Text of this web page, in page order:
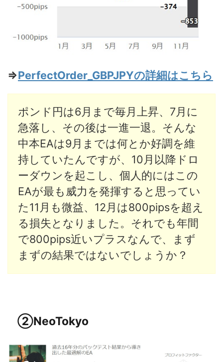
⇒PerfectOrder_GBPJPYの詳細はこちら
ポンド円は6月まで毎月上昇、7月に
急落し、その後は一進一退。そんな
中本EAは9月までは何とか好調を維
持していたんですが、10月以降ドロ
ーダウンを起こし、個人的にはこの
EAが最も威力を発揮すると思ってい
た11月も微益、12月は800pipsを超え
る損失となりました。それでも年間
で800pips近いプラスなんで、まず
まずの結果ではないでしょうか？
②NeoTokyo